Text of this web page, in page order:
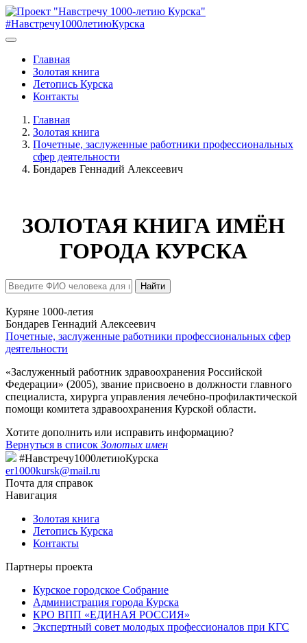
#Навстречу1000летиюКурска
Главная
Золотая книга
Летопись Курска
Контакты
Главная
Золотая книга
Почетные, заслуженные работники профессиональных
сфер деятельности
Бондарев Геннадий Алексеевич
ЗОЛОТАЯ КНИГА ИМЁН
ГОРОДА КУРСКА
Найти
Куряне 1000-летия
Бондарев Геннадий Алексеевич
Почетные, заслуженные работники профессиональных сфер
деятельности
«Заслуженный работник здравоохранения Российской
Федерации» (2005), звание присвоено в должности главного
специалиста, хирурга управления лечебно-профилактической
помощи комитета здравоохранения Курской области.
Хотите дополнить или исправить информацию?
Вернуться в список Золотых имен
#Навстречу1000летиюКурска
er1000kursk@mail.ru
Почта для справок
Навигация
Золотая книга
Летопись Курска
Контакты
Партнеры проекта
Курское городское Собрание
Администрация города Курска
КРО ВПП «ЕДИНАЯ РОССИЯ»
Экспертный совет молодых профессионалов при КГС